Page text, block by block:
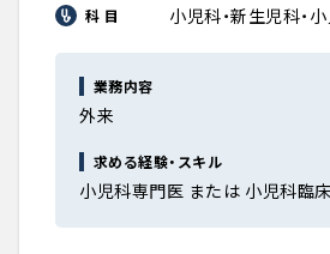
科 目
小児科・新生児科・
業務内容
外来
求める経験・スキル
小児科専門医 または 小児科臨